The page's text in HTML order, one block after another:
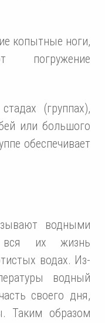
копытные ноги,
погружение
(группах),
или большого
обеспечивает
водными
вся их жизнь
водах. Из-
водный
своего дня,
Таким образом